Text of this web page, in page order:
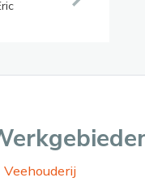
Veehouderij